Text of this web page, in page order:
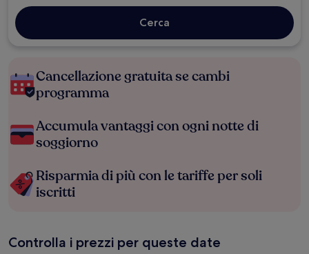
Cerca
Cancellazione gratuita se cambi
programma
Accumula vantaggi con ogni notte di
soggiorno
Risparmia di più con le tariffe per soli
iscritti
Controlla i prezzi per queste date